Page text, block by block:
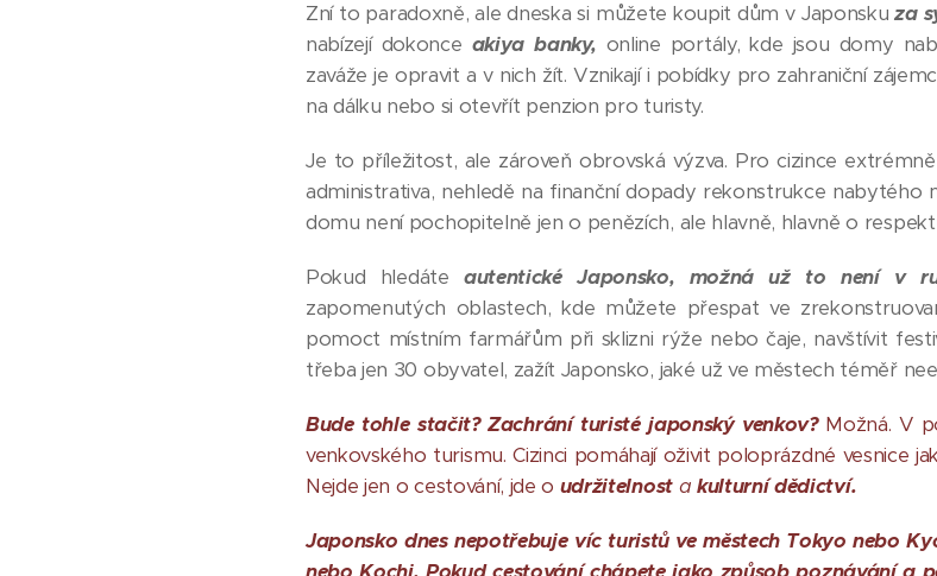
Zní to paradoxně, ale dneska si můžete koupit dům v Japonskuza
nabízejí dokonce akiya banky, online portály, kde jsou domy
zaváže je opravit a v nich žít. Vznikají i pobídky pro zahraniční
na dálku nebo si otevřít penzion pro turisty.
Je to příležitost, ale zároveň obrovská výzva. Pro cizince
administrativa, nehledě na finanční dopady rekonstrukce nabytého
domu není pochopitelně jen o penězích, ale hlavně, hlavně o
Pokud hledáte autentické Japonsko, možná už to není v
zapomenutých oblastech, kde můžete přespat ve
pomoct místním farmářům při sklizni rýže nebo čaje, navštívit
třeba jen 30 obyvatel, zažít Japonsko, jaké už ve městech téměř
Bude tohle stačit? Zachrání turisté japonský venkov?Možná. V
venkovského turismu. Cizinci pomáhají oživit poloprázdné vesnice
Nejde jen o cestování, jde o udržitelnosta kulturní dědictví.
Japonsko dnes nepotřebuje víc turistů ve městech Tokyo nebo